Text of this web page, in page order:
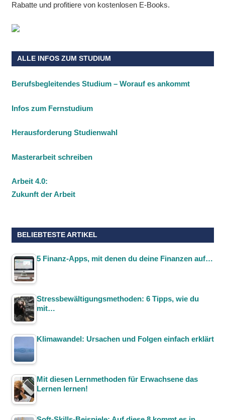
Rabatte und profitiere von kostenlosen E-Books.
ALLE INFOS ZUM STUDIUM
Berufsbegleitendes Studium – Worauf es ankommt
Infos zum Fernstudium
Herausforderung Studienwahl
Masterarbeit schreiben
Arbeit 4.0:
Zukunft der Arbeit
BELIEBTESTE ARTIKEL
5 Finanz-Apps, mit denen du deine Finanzen auf…
Stressbewältigungsmethoden: 6 Tipps, wie du
mit…
Klimawandel: Ursachen und Folgen einfach erklärt
Mit diesen Lernmethoden für Erwachsene das
Lernen lernen!